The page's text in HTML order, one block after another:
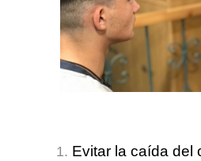
Evitar la caída del